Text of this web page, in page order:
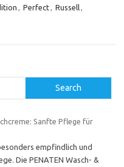
, Perfect, Russell,
Search
Sanfte Pflege für
empfindlich und
Die PENATEN Wasch- &